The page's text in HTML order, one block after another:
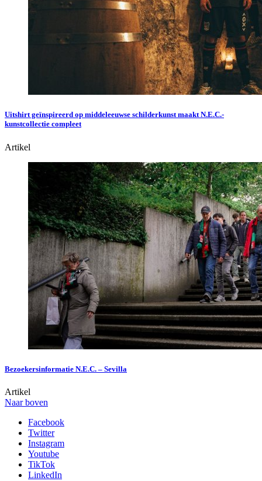
Uitshirt geïnspireerd op middeleeuwse schilderkunst maakt N.E.C.-
kunstcollectie compleet
Artikel
Bezoekersinformatie N.E.C. – Sevilla
Artikel
Naar boven
Facebook
Twitter
Instagram
Youtube
TikTok
LinkedIn